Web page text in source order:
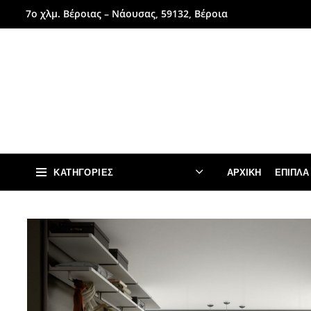
7ο χλμ. Βέροιας – Νάουσας, 59132, Βέροια
ΚΑΤΗΓΟΡΊΕΣ ΑΡΧΙΚΉ ΈΠΙΠΛΑ